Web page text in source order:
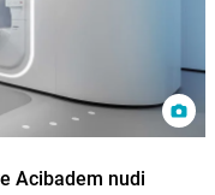
Acibadem nudi